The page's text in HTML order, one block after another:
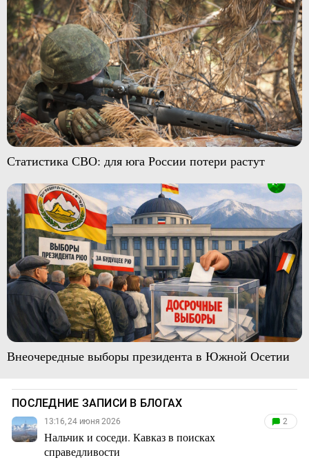
Статистика СВО: для юга России потери растут
Внеочередные выборы президента в Южной Осетии
ПОСЛЕДНИЕ ЗАПИСИ В БЛОГАХ
13:16, 24 июня 2026
Нальчик и соседи. Кавказ в поисках
справедливости
2